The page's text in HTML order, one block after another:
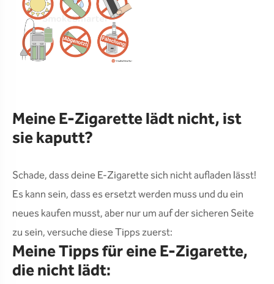
Meine E-Zigarette lädt nicht, ist
sie kaputt?
Schade, dass deine E-Zigarette sich nicht aufladen lässt!
Es kann sein, dass es ersetzt werden muss und du ein
neues kaufen musst, aber nur um auf der sicheren Seite
zu sein, versuche diese Tipps zuerst:
Meine Tipps für eine E-Zigarette,
die nicht lädt: